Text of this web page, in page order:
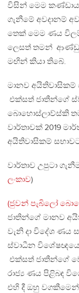
විසින් මෙම
ගැනීමේ අවදානම්
තෙක් මෙම ණය
ලෙසත් තමන්
මඟින් කියා තිබේ.
මානව අයිතිවාසිකම්
එක්සත් ජාතීන්ගේ
බොහොස්ලාව්ස්කි තම
වාර්තාවක් 2019
අයිතිවාසිකම්
වාර්තාව උපුටා
ලංකාව)
(ජුවන් පැබිලෝ
ජාතින්ගේ මානව
වැනි දා විදේශ ණය
ස්වාධීන
එක්සත් ජාතීන්ගේ
රාජ්‍ය ණය පිළිබඳ
එහි දී ඔහු වගකීමෙන්